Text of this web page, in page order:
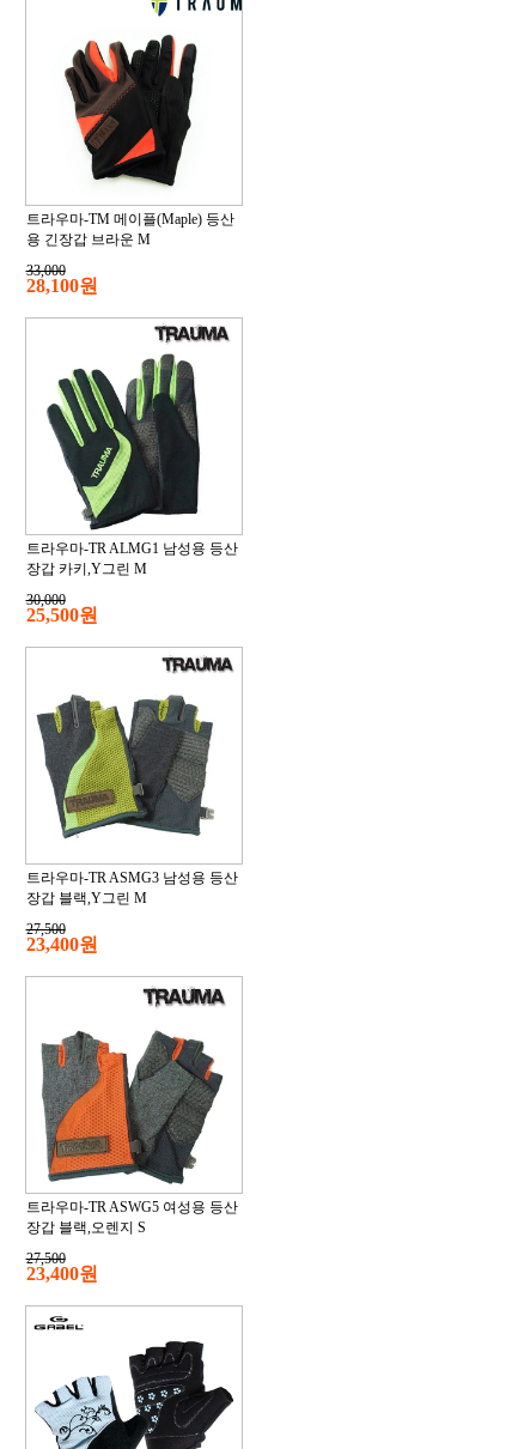
트라우마-TM 메이플(Maple) 등산
용 긴장갑 브라운 M
33,000
28,100원
트라우마-TR ALMG1 남성용 등산
장갑 카키,Y그린 M
30,000
25,500원
트라우마-TR ASMG3 남성용 등산
장갑 블랙,Y그린 M
27,500
23,400원
트라우마-TR ASWG5 여성용 등산
장갑 블랙,오렌지 S
27,500
23,400원